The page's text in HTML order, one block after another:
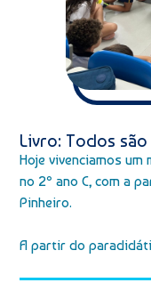
Livro: Todos
Hoje vivenciamos
no 2º ano C, com a
Pinheiro.
A partir do